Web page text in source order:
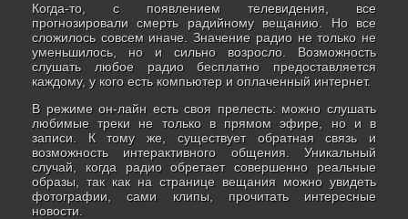
Когда-то, с появлением телевидения, все
прогнозировали смерть радийному вещанию. Но все
сложилось совсем иначе. Значение радио не только не
уменьшилось, но и сильно возросло. Возможность
слушать любое радио бесплатно предоставляется
каждому, у кого есть компьютер и оплаченный интернет.
В режиме он-лайн есть своя прелесть: можно слушать
любимые треки не только в прямом эфире, но и в
записи. К тому же, существует обратная связь и
возможность интерактивного общения. Уникальный
случай, когда радио обретает совершенно реальные
образы, так как на странице вещания можно увидеть
фотографии, сами клипы, прочитать интересные
новости.